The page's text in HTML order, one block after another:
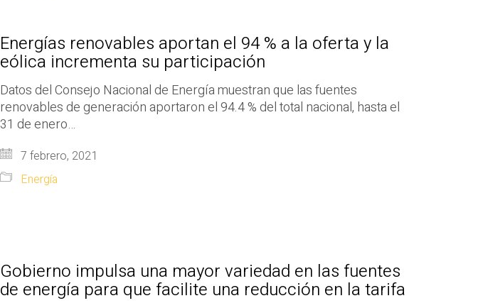
Energías renovables aportan el 94 % a la oferta y la
eólica incrementa su participación
Datos del Consejo Nacional de Energía muestran que las fuentes
renovables de generación aportaron el 94.4 % del total nacional, hasta el
31 de enero…
7 febrero, 2021
Energía
Gobierno impulsa una mayor variedad en las fuentes
de energía para que facilite una reducción en la tarifa